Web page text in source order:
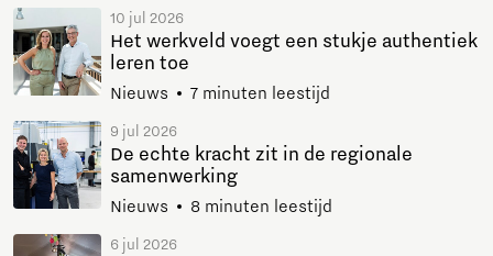
10 jul 2026
Het werkveld voegt een stukje authentiek
leren toe
Nieuws 7 minuten leestijd
9 jul 2026
De echte kracht zit in de regionale
samenwerking
Nieuws 8 minuten leestijd
6 jul 2026